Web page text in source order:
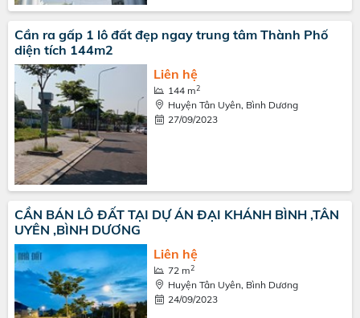
Cần ra gấp 1 lô đất đẹp ngay trung tâm Thành Phố
diện tích 144m2
Liên hệ
144 m2
Huyện Tân Uyên, Bình Dương
27/09/2023
CẦN BÁN LÔ ĐẤT TẠI DỰ ÁN ĐẠI KHÁNH BÌNH ,TÂN
UYÊN ,BÌNH DƯƠNG
Liên hệ
72 m2
Huyện Tân Uyên, Bình Dương
24/09/2023